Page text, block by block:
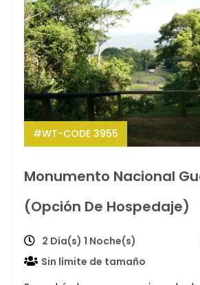
#WT-CODE 3955
Monumento Nacional
(Opción De Hospedaje)
2 Día(s) 1 Noche(s)
Sin límite de tamaño